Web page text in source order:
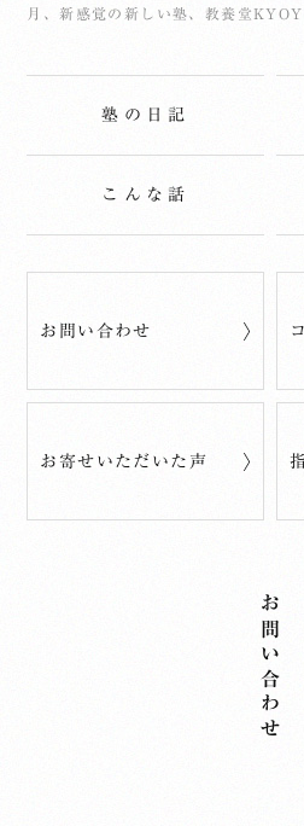
月、新感覚の新しい塾、教養堂
塾の日記
こんな話
お問い合わせ
お寄せいただいた声
お問い合わせ